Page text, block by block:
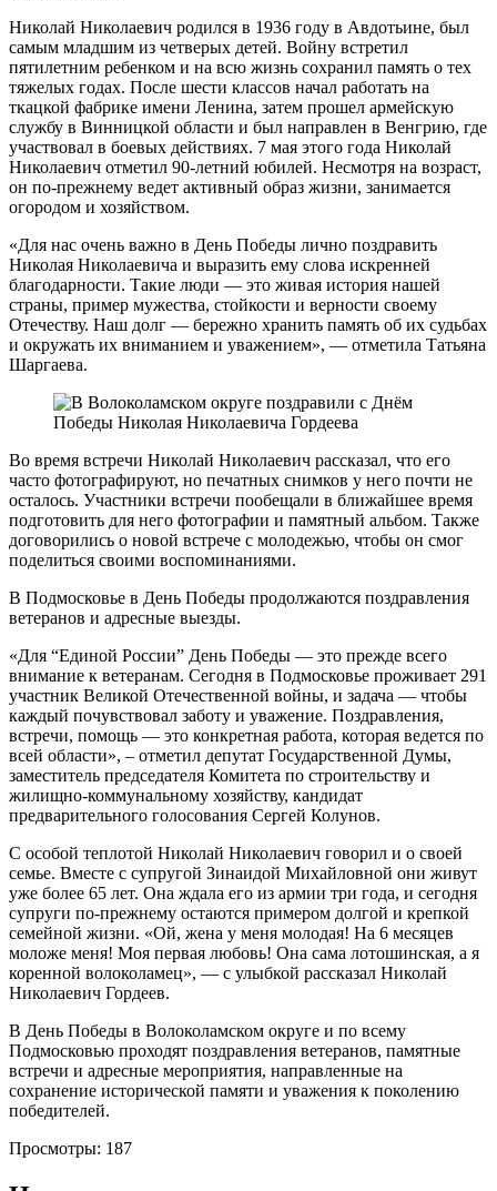
Николай Николаевич родился в 1936 году в Авдотьине, был
самым младшим из четверых детей. Войну встретил
пятилетним ребенком и на всю жизнь сохранил память о тех
тяжелых годах. После шести классов начал работать на
ткацкой фабрике имени Ленина, затем прошел армейскую
службу в Винницкой области и был направлен в Венгрию, где
участвовал в боевых действиях. 7 мая этого года Николай
Николаевич отметил 90-летний юбилей. Несмотря на возраст,
он по-прежнему ведет активный образ жизни, занимается
огородом и хозяйством.
«Для нас очень важно в День Победы лично поздравить
Николая Николаевича и выразить ему слова искренней
благодарности. Такие люди — это живая история нашей
страны, пример мужества, стойкости и верности своему
Отечеству. Наш долг — бережно хранить память об их судьбах
и окружать их вниманием и уважением», — отметила Татьяна
Шаргаева.
Во время встречи Николай Николаевич рассказал, что его
часто фотографируют, но печатных снимков у него почти не
осталось. Участники встречи пообещали в ближайшее время
подготовить для него фотографии и памятный альбом. Также
договорились о новой встрече с молодежью, чтобы он смог
поделиться своими воспоминаниями.
В Подмосковье в День Победы продолжаются поздравления
ветеранов и адресные выезды.
«Для “Единой России” День Победы — это прежде всего
внимание к ветеранам. Сегодня в Подмосковье проживает 291
участник Великой Отечественной войны, и задача — чтобы
каждый почувствовал заботу и уважение. Поздравления,
встречи, помощь — это конкретная работа, которая ведется по
всей области», – отметил депутат Государственной Думы,
заместитель председателя Комитета по строительству и
жилищно-коммунальному хозяйству, кандидат
предварительного голосования Сергей Колунов.
С особой теплотой Николай Николаевич говорил и о своей
семье. Вместе с супругой Зинаидой Михайловной они живут
уже более 65 лет. Она ждала его из армии три года, и сегодня
супруги по-прежнему остаются примером долгой и крепкой
семейной жизни. «Ой, жена у меня молодая! На 6 месяцев
моложе меня! Моя первая любовь! Она сама лотошинская, а я
коренной волоколамец», — с улыбкой рассказал Николай
Николаевич Гордеев.
В День Победы в Волоколамском округе и по всему
Подмосковью проходят поздравления ветеранов, памятные
встречи и адресные мероприятия, направленные на
сохранение исторической памяти и уважения к поколению
победителей.
Просмотры: 187